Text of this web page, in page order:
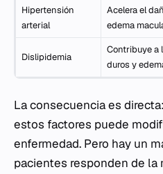
Hipertensión
arterial
Acelera el
edema
Dislipidemia
Contribuye a
duros y
La consecuencia es
estos factores puede
enfermedad. Pero hay un
pacientes responden de la